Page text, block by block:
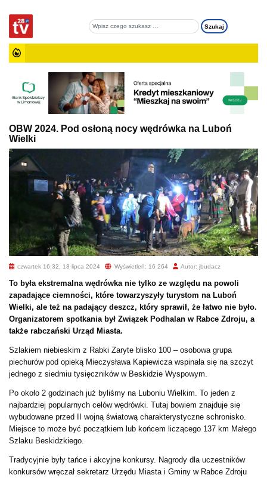
OBW 2024. Pod osłoną nocy wędrówka na Luboń
Wielki
czwartek 16:32, 18 lipca 2024 Wyświetleń: 16 264 Autor: jbudacz
To była ekstremalna wędrówka nie tylko ze względu na powoli
zapadające ciemności, które towarzyszyły turystom na Luboń
Wielki, ale też na padający deszcz, który sprawił, że łatwo nie było.
Organizatorem spotkania był Związek Podhalan w Rabce Zdroju, a
także rabczański Urząd Miasta.
Szlakiem niebieskim z Rabki Zaryte blisko 100 – osobowa grupa
piechurów pod opieką Mieczysława Kapiewicza wspinała się na szczyt
jednego z siedmiu tysięczników w Beskidzie Wyspowym.
Po około 2 godzinach już byliśmy na Luboniu Wielkim. To jeden z
najbardziej popularnych celów wędrówki. Tutaj bowiem znajduje się
wybudowane przed II wojną światową charakterystyczne schronisko.
Miejsce to może być początkiem lub końcem liczącego 137 km Małego
Szlaku Beskidzkiego.
Tradycyjnie były tańce i akcyjne konkursy. Nagrody dla uczestników
konkursów wręczał sekretarz Urzędu Miasta i Gminy w Rabce Zdroju